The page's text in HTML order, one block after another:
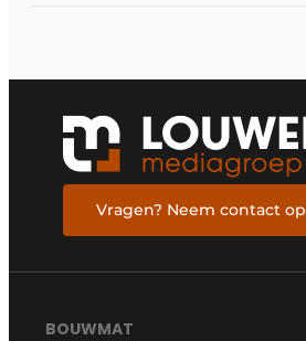
Vragen? Neem contact op
BOUWMAT